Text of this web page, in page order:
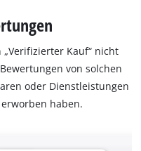
Kauf“ nicht
von solchen
oder Dienstleistungen
haben.